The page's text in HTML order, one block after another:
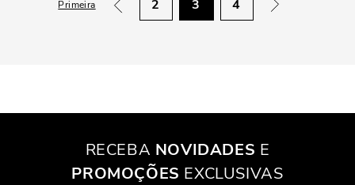
Primeira 2 3 4
RECEBA NOVIDADES E
PROMOÇÕES EXCLUSIVAS